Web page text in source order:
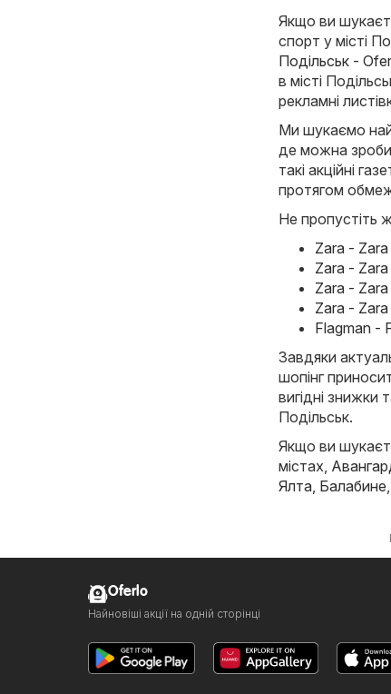
Якщо ви
спорт у місті
Подільськ -
в місті
рекламні
Ми шукаємо
де можна
такі акційні
протягом
Не пропустіть
Zara -
Zara -
Zara -
Zara -
Flagman -
Завдяки
шопінг
вигідні знижки
Подільськ.
Якщо ви
містах,
Ялта Балабине
Oferlo
Найновіші акції на одній сторінці